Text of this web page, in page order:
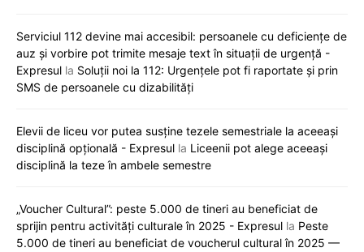
Serviciul 112 devine mai accesibil: persoanele cu deficiențe de
auz și vorbire pot trimite mesaje text în situații de urgență -
Expresul la Soluții noi la 112: Urgențele pot fi raportate și prin
SMS de persoanele cu dizabilități
Elevii de liceu vor putea susține tezele semestriale la aceeași
disciplină opțională - Expresul la Liceenii pot alege aceeași
disciplină la teze în ambele semestre
„Voucher Cultural”: peste 5.000 de tineri au beneficiat de
sprijin pentru activități culturale în 2025 - Expresul la Peste
5.000 de tineri au beneficiat de voucherul cultural în 2025 —